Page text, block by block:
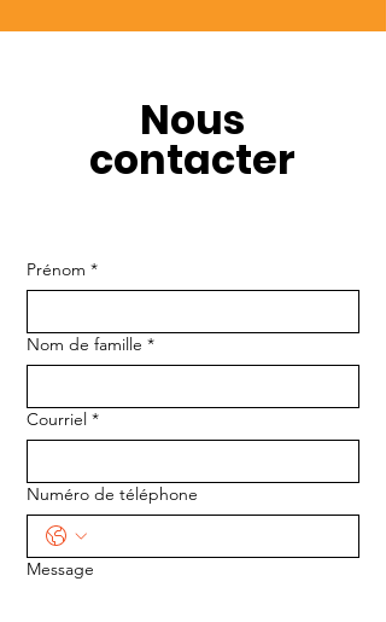
Nous
contacter
Prénom *
Nom de famille *
Courriel *
Numéro de téléphone
Message